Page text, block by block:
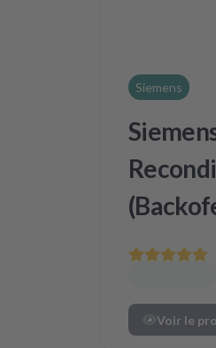
Siemens
Voir le